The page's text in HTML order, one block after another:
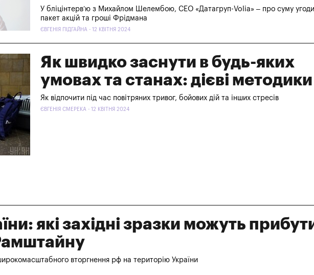
У бліцінтерв’ю з Михайлом Шелембою, СЕО «Датагруп-Volia» – про суму
пакет акцій та гроші Фрідмана
ЄВГЕНІЯ ПІДГАЙНА - 12 КВІТНЯ 2024
Як швидко заснути в будь-яких
умовах та станах: дієві методики
Як відпочити під час повітряних тривог, бойових дій та інших стресів
ЄВГЕНІЯ СМЕРЕКА - 12 КВІТНЯ 2024
які західні зразки можуть
вторгнення рф на територію України